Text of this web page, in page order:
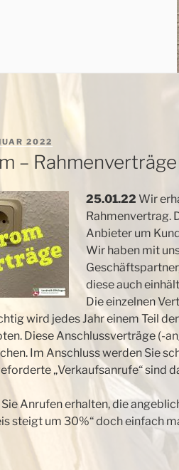
2022
– Rahmenverträge
25.01.22 Wir
Rahmenvertrag.
Anbieter um
Wir haben mit
diese auch
Die einzelnen
wird jedes Jahr einem Teil
Diese Anschlussverträge (-
Im Anschluss werden Sie
„Verkaufsanrufe“ sind
Anrufen erhalten, die
steigt um 30%“ doch einfach